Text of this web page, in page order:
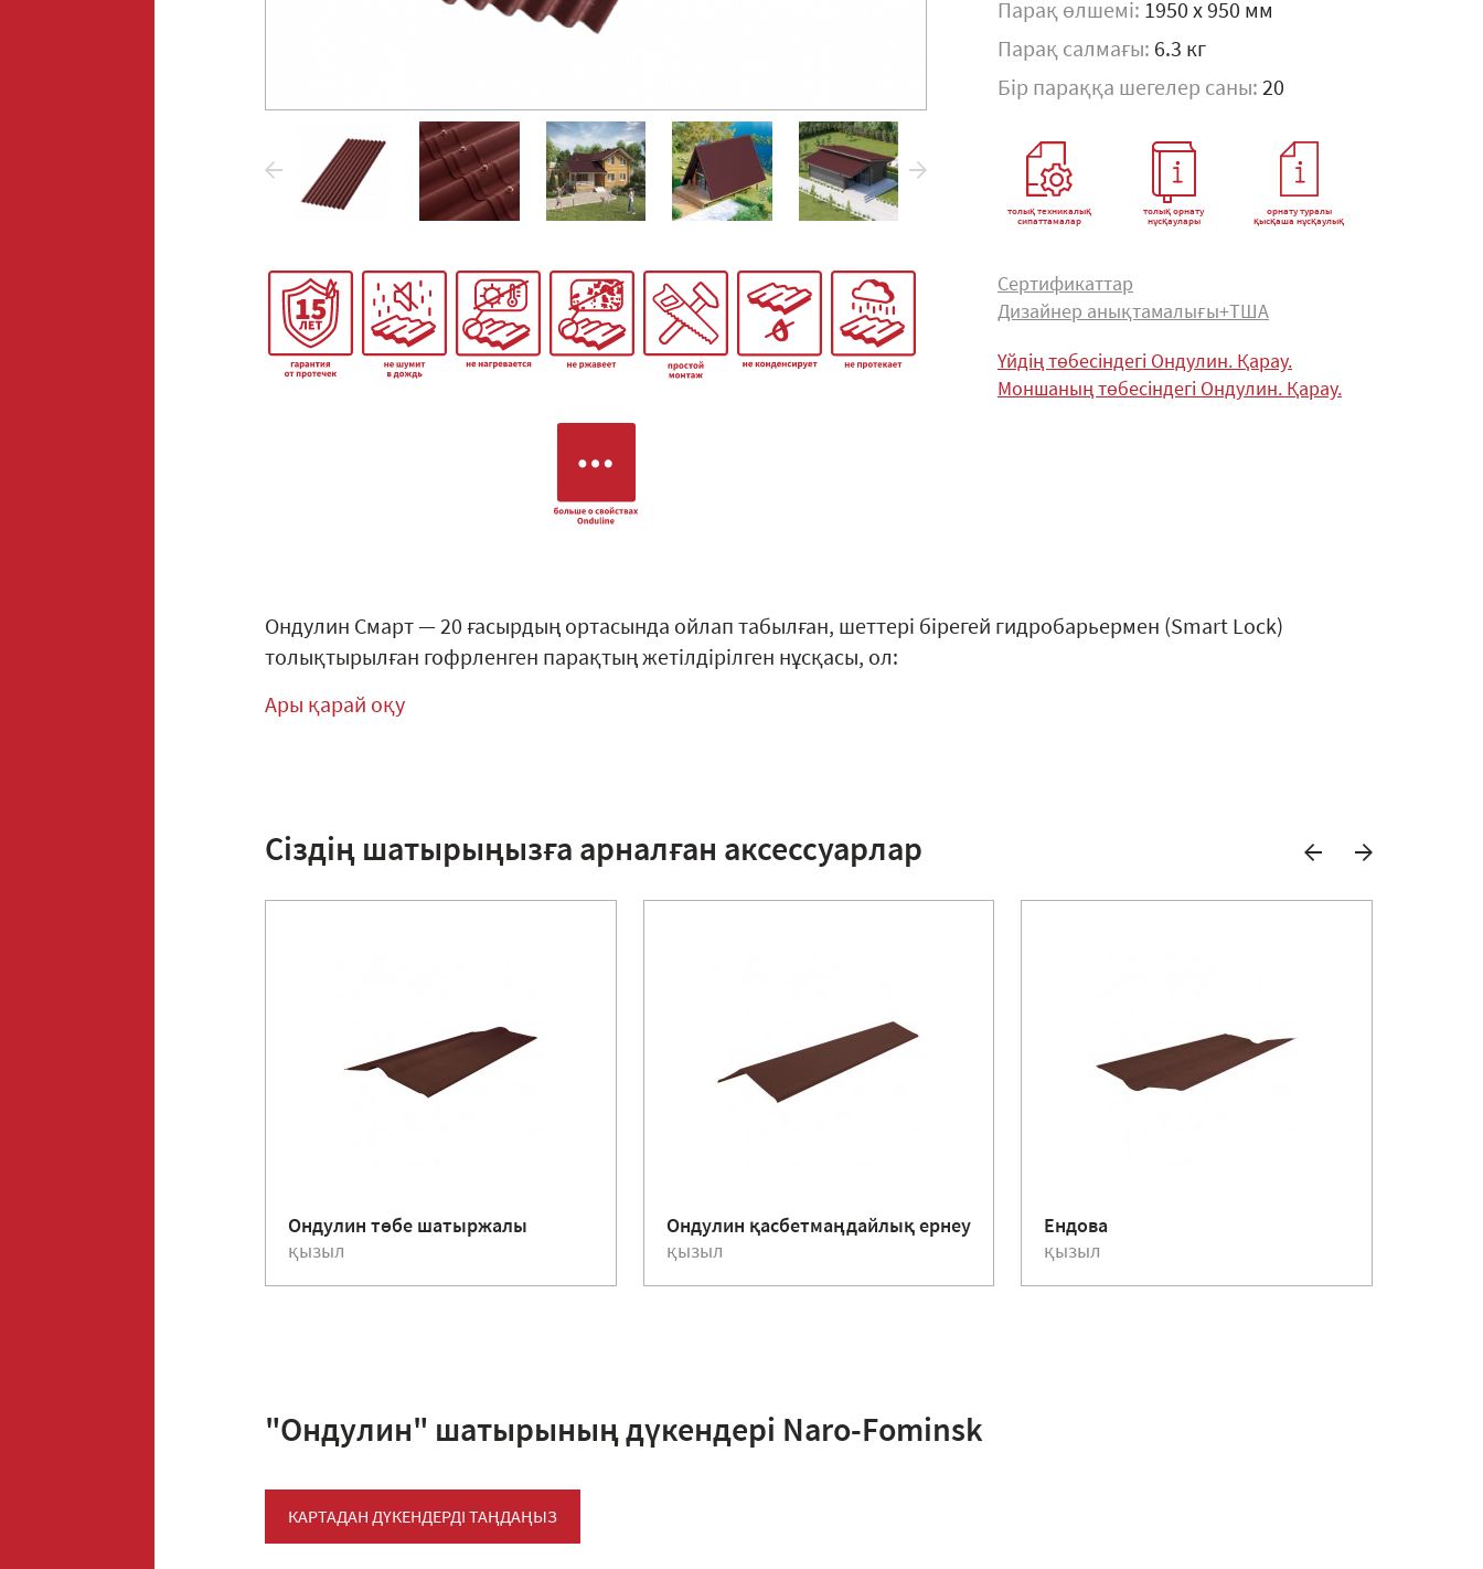
Парақ өлшемі: 1950 x 950 мм
Парақ салмағы: 6.3 кг
Бір параққа шегелер саны: 20
толық техникалық
сипаттамалар
толық орнату
нұсқаулары
орнату туралы
қысқаша нұсқаулық
Сертификаттар
Дизайнер анықтамалығы+ТША
Үйдің төбесіндегі Ондулин. Қарау.
Моншаның төбесіндегі Ондулин. Қарау.
Ондулин Смарт — 20 ғасырдың ортасында ойлап табылған, шеттері бірегей гидробарьермен (Smart Lock)
толықтырылған гофрленген парақтың жетілдірілген нұсқасы, ол:
Ары қарай оқу
Сіздің шатырыңызға арналған аксессуарлар
Ондулин төбе шатыржалы
қызыл
Ондулин қасбетмаңдайлық ернеу
қызыл
Ендова
қызыл
"Ондулин" шатырының дүкендері Naro-Fominsk
КАРТАДАН ДҮКЕНДЕРДІ ТАҢДАҢЫЗ